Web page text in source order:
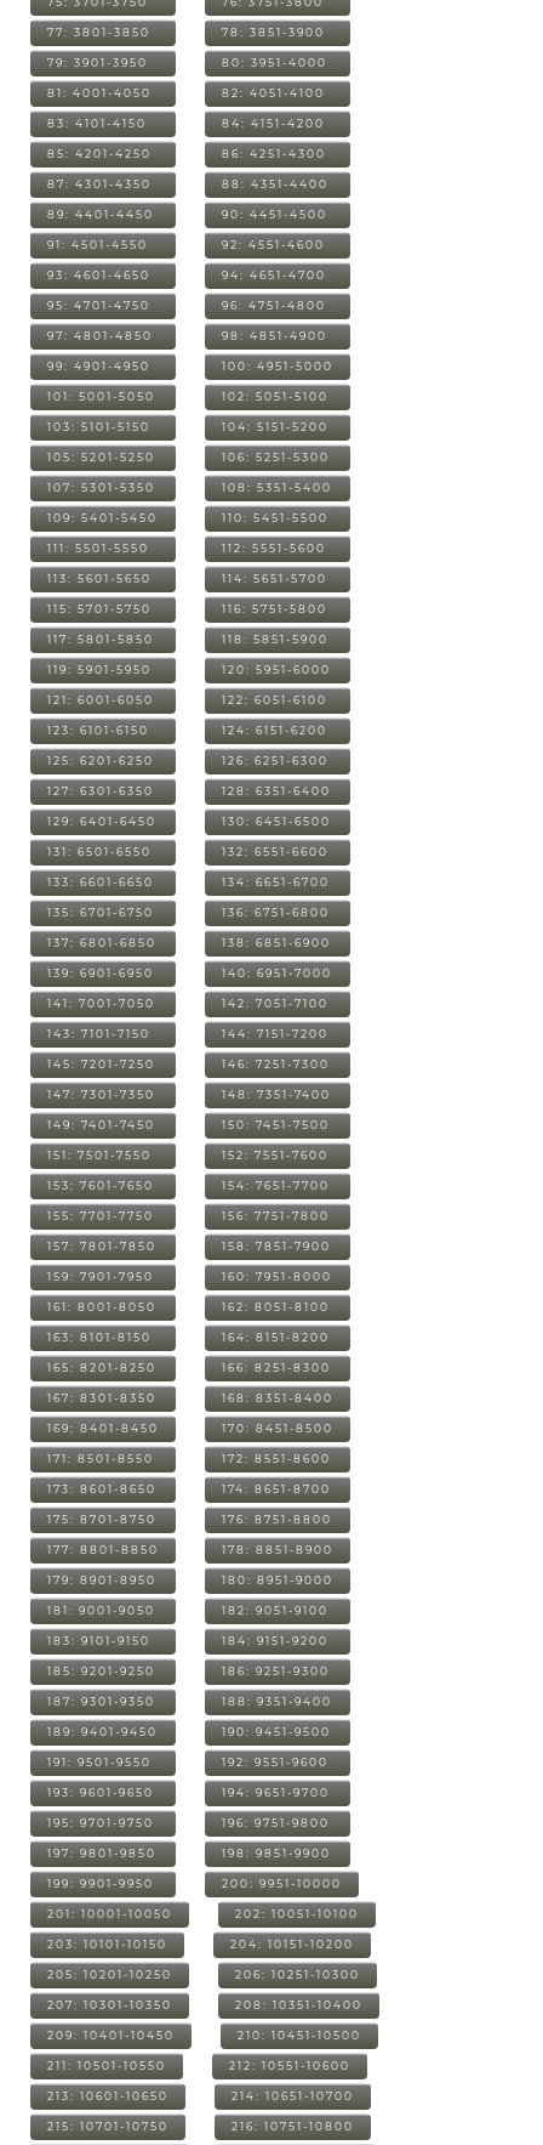
77: 3801-3850 78: 3851-3900
79: 3901-3950 80: 3951-4000
81: 4001-4050 82: 4051-4100
83: 4101-4150 84: 4151-4200
85: 4201-4250 86: 4251-4300
87: 4301-4350 88: 4351-4400
89: 4401-4450 90: 4451-4500
91: 4501-4550 92: 4551-4600
93: 4601-4650 94: 4651-4700
95: 4701-4750 96: 4751-4800
97: 4801-4850 98: 4851-4900
99: 4901-4950 100: 4951-5000
101: 5001-5050 102: 5051-5100
103: 5101-5150 104: 5151-5200
105: 5201-5250 106: 5251-5300
107: 5301-5350 108: 5351-5400
109: 5401-5450 110: 5451-5500
111: 5501-5550 112: 5551-5600
113: 5601-5650 114: 5651-5700
115: 5701-5750 116: 5751-5800
117: 5801-5850 118: 5851-5900
119: 5901-5950 120: 5951-6000
121: 6001-6050 122: 6051-6100
123: 6101-6150 124: 6151-6200
125: 6201-6250 126: 6251-6300
127: 6301-6350 128: 6351-6400
129: 6401-6450 130: 6451-6500
131: 6501-6550 132: 6551-6600
133: 6601-6650 134: 6651-6700
135: 6701-6750 136: 6751-6800
137: 6801-6850 138: 6851-6900
139: 6901-6950 140: 6951-7000
141: 7001-7050 142: 7051-7100
143: 7101-7150 144: 7151-7200
145: 7201-7250 146: 7251-7300
147: 7301-7350 148: 7351-7400
149: 7401-7450 150: 7451-7500
151: 7501-7550 152: 7551-7600
153: 7601-7650 154: 7651-7700
155: 7701-7750 156: 7751-7800
157: 7801-7850 158: 7851-7900
159: 7901-7950 160: 7951-8000
161: 8001-8050 162: 8051-8100
163: 8101-8150 164: 8151-8200
165: 8201-8250 166: 8251-8300
167: 8301-8350 168: 8351-8400
169: 8401-8450 170: 8451-8500
171: 8501-8550 172: 8551-8600
173: 8601-8650 174: 8651-8700
175: 8701-8750 176: 8751-8800
177: 8801-8850 178: 8851-8900
179: 8901-8950 180: 8951-9000
181: 9001-9050 182: 9051-9100
183: 9101-9150 184: 9151-9200
185: 9201-9250 186: 9251-9300
187: 9301-9350 188: 9351-9400
189: 9401-9450 190: 9451-9500
191: 9501-9550 192: 9551-9600
193: 9601-9650 194: 9651-9700
195: 9701-9750 196: 9751-9800
197: 9801-9850 198: 9851-9900
199: 9901-9950 200: 9951-10000
201: 10001-10050 202: 10051-10100
203: 10101-10150 204: 10151-10200
205: 10201-10250 206: 10251-10300
207: 10301-10350 208: 10351-10400
209: 10401-10450 210: 10451-10500
211: 10501-10550 212: 10551-10600
213: 10601-10650 214: 10651-10700
215: 10701-10750 216: 10751-10800